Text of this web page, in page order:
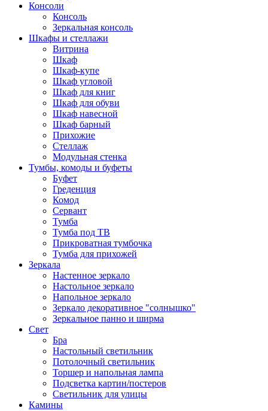
Консоли
Консоль
Зеркальная консоль
Шкафы и стеллажи
Витрина
Шкаф
Шкаф-купе
Шкаф угловой
Шкаф для книг
Шкаф для обуви
Шкаф навесной
Шкаф барный
Прихожие
Стеллаж
Модульная стенка
Тумбы, комоды и буфеты
Буфет
Греденция
Комод
Сервант
Тумба
Тумба под ТВ
Прикроватная тумбочка
Тумба для прихожей
Зеркала
Настенное зеркало
Настольное зеркало
Напольное зеркало
Зеркало декоративное "солнышко"
Зеркальное панно и ширма
Свет
Бра
Настольный светильник
Потолочный светильник
Торшер и напольная лампа
Подсветка картин/постеров
Светильник для улицы
Камины